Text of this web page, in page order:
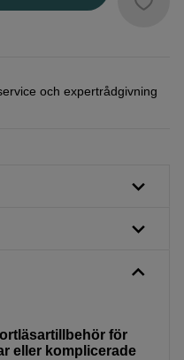
och expertrådgivning
för
eller komplicerade